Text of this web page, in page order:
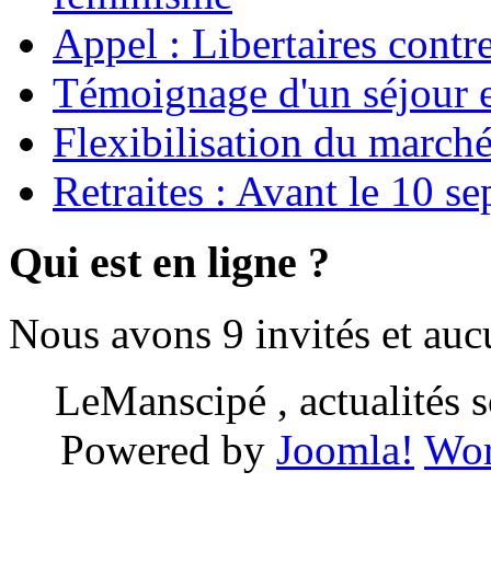
Appel : Libertaires
Témoignage d'un séjour
Flexibilisation du
Retraites : Avant le 10
Qui est en ligne ?
Nous avons 9 invités et
LeManscipé , actualités
Powered by Joomla!